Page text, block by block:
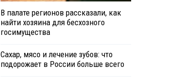
В палате регионов рассказали, как
найти хозяина для бесхозного
госимущества
Сахар, мясо и лечение зубов: что
подорожает в России больше всего